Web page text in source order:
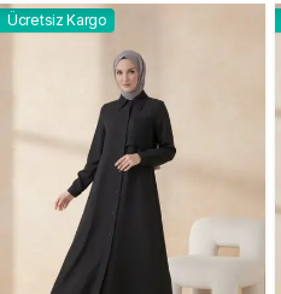
Ücretsiz Kargo